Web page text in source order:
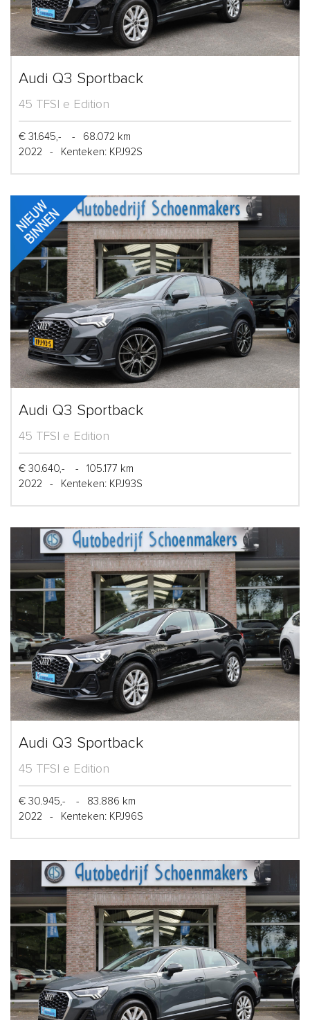
Audi Q3 Sportback
45 TFSI e Edition
€ 31.645,- -
68.072 km
2022
- Kenteken: KPJ92S
Audi Q3 Sportback
45 TFSI e Edition
€ 30.640,- -
105.177 km
2022
- Kenteken: KPJ93S
Audi Q3 Sportback
45 TFSI e Edition
€ 30.945,- -
83.886 km
2022
- Kenteken: KPJ96S